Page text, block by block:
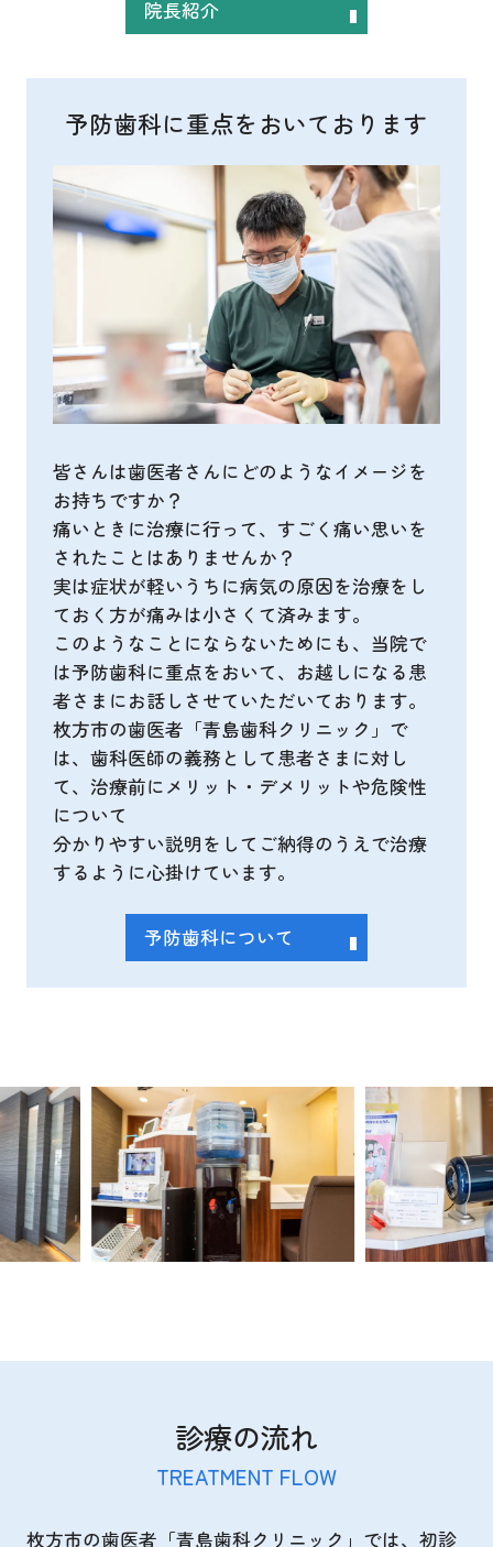
院長紹介
予防歯科に重点をおいております
皆さんは歯医者さんにどのようなイメージを
お持ちですか？
痛いときに治療に行って、すごく痛い思いを
されたことはありませんか？
実は症状が軽いうちに病気の原因を治療をし
ておく方が痛みは小さくて済みます。
このようなことにならないためにも、当院で
は予防歯科に重点をおいて、お越しになる患
者さまにお話しさせていただいております。
枚方市の歯医者「青島歯科クリニック」で
は、歯科医師の義務として患者さまに対し
て、治療前にメリット・デメリットや危険性
について
分かりやすい説明をしてご納得のうえで治療
するように心掛けています。
予防歯科について
診療の流れ
TREATMENT FLOW
枚方市の歯医者「青島歯科クリニック」では、初診